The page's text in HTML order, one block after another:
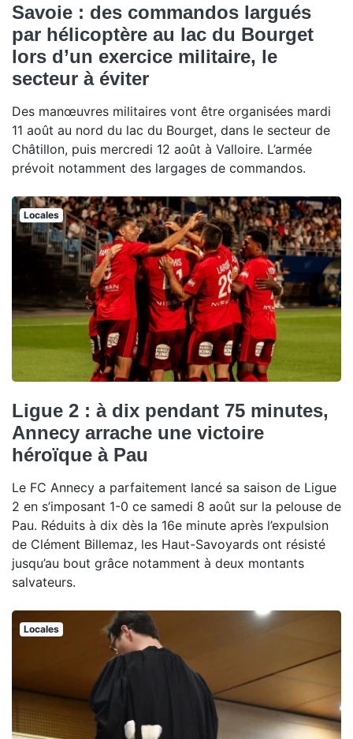
Savoie : des commandos largués
par hélicoptère au lac du Bourget
lors d’un exercice militaire, le
secteur à éviter
Des manœuvres militaires vont être organisées mardi
11 août au nord du lac du Bourget, dans le secteur de
Châtillon, puis mercredi 12 août à Valloire. L’armée
prévoit notamment des largages de commandos.
Locales
Ligue 2 : à dix pendant 75 minutes,
Annecy arrache une victoire
héroïque à Pau
Le FC Annecy a parfaitement lancé sa saison de Ligue
2 en s’imposant 1-0 ce samedi 8 août sur la pelouse de
Pau. Réduits à dix dès la 16e minute après l’expulsion
de Clément Billemaz, les Haut-Savoyards ont résisté
jusqu’au bout grâce notamment à deux montants
salvateurs.
Locales